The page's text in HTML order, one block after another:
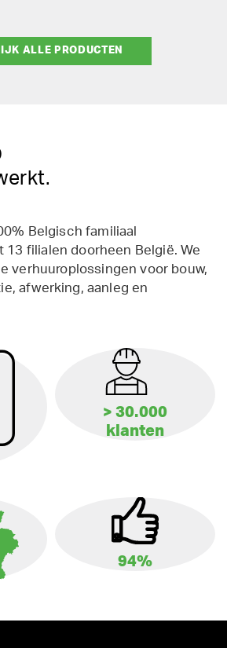
ALLE PRODUCTEN
Belgisch familiaal
filialen doorheen België. We
verhuuroplossingen voor bouw,
afwerking, aanleg en
> 30.000
klanten
94%